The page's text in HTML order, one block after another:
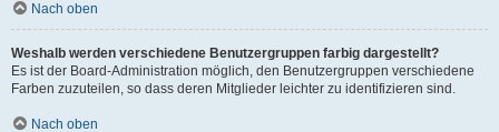
Nach oben
Weshalb werden verschiedene Benutzergruppen farbig dargestellt?
Es ist der Board-Administration möglich, den Benutzergruppen verschiedene
Farben zuzuteilen, so dass deren Mitglieder leichter zu identifizieren sind.
Nach oben